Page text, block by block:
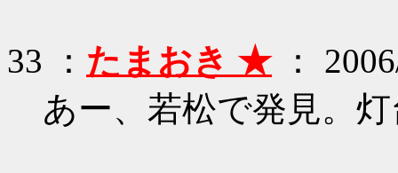
33 ： たまおき ★：
あー、若松で発見。